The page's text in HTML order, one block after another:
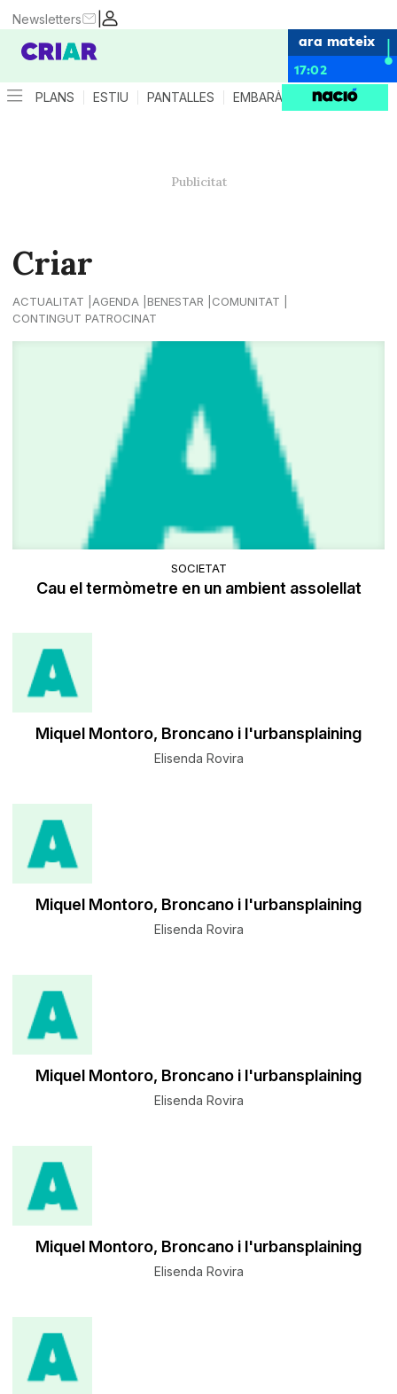
|
Newsletters
ara mateix
17:02
PLANS ESTIU PANTALLES EMBARÀS CRIANÇA
Criar
ACTUALITAT AGENDA BENESTAR
COMUNITAT
CONTINGUT PATROCINAT
SOCIETAT
Cau el termòmetre en un ambient assolellat
Miquel Montoro, Broncano i l'urbansplaining
Elisenda Rovira
Miquel Montoro, Broncano i l'urbansplaining
Elisenda Rovira
Miquel Montoro, Broncano i l'urbansplaining
Elisenda Rovira
Miquel Montoro, Broncano i l'urbansplaining
Elisenda Rovira